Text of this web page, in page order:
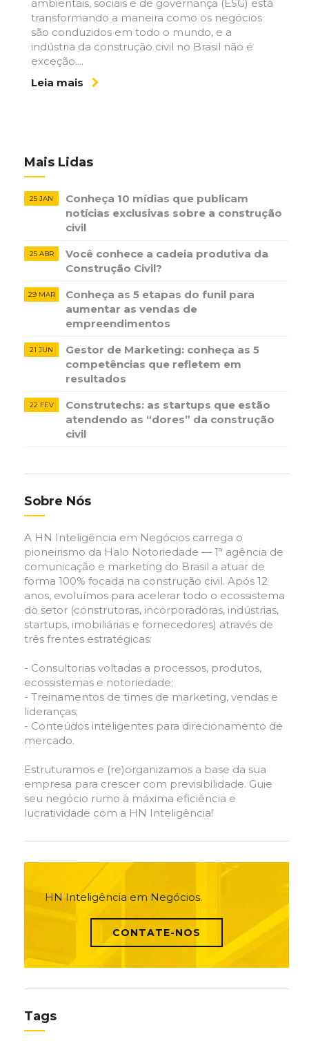
ambientais, sociais e de governança (ESG) está
transformando a maneira como os negócios
são conduzidos em todo o mundo, e a
indústria da construção civil no Brasil não é
exceção....
Leia mais
Mais Lidas
25 JAN
Conheça 10 mídias que publicam
notícias ​exclusivas sobre​ ​a construção​ ​
civil
25 ABR
Você conhece a cadeia produtiva da
Construção Civil?
29 MAR
Conheça as 5 etapas do funil para
aumentar as vendas de
empreendimentos
21 JUN
Gestor de Marketing: conheça as 5
competências que refletem em
resultados
22 FEV
Construtechs: as startups que estão
atendendo as “dores” da construção
civil
Sobre Nós
A HN Inteligência em Negócios carrega o
pioneirismo da Halo Notoriedade — 1ª agência de
comunicação e marketing do Brasil a atuar de
forma 100% focada na construção civil. Após 12
anos, evoluímos para acelerar todo o ecossistema
do setor (construtoras, incorporadoras, indústrias,
startups, imobiliárias e fornecedores) através de
três frentes estratégicas:
- Consultorias voltadas a processos, produtos,
ecossistemas e notoriedade;
- Treinamentos de times de marketing, vendas e
lideranças;
- Conteúdos inteligentes para direcionamento de
mercado.
Estruturamos e (re)organizamos a base da sua
empresa para crescer com previsibilidade. Guie
seu negócio rumo à máxima eficiência e
lucratividade com a HN Inteligência!
HN Inteligência em Negócios.
CONTATE-NOS
Tags